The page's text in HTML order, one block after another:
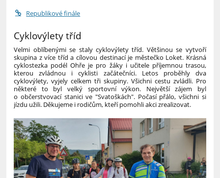
Republikové finále
Cyklovýlety tříd
Velmi oblíbenými se staly cyklovýlety tříd. Většinou se vytvoří
skupina z více tříd a cílovou destinací je městečko Loket. Krásná
cyklostezka podél Ohře je pro žáky i učitele příjemnou trasou,
kterou zvládnou i cyklisti začátečníci. Letos proběhly dva
cyklovýlety, vyjely celkem tři skupiny. Všichni cestu zvládli. Pro
některé to byl velký sportovní výkon. Největší zájem byl
o občerstvovací stanici ve "Svatoškách". Počasí přálo, všichni si
jízdu užili. Děkujeme i rodičům, kteří pomohli akci zrealizovat.